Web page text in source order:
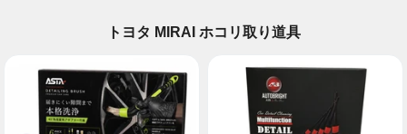
トヨタ MIRAI ホコリ取り道具